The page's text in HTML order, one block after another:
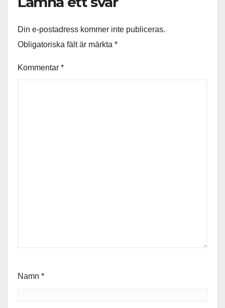
Din e-postadress kommer inte publiceras.
Obligatoriska fält är märkta *
Kommentar *
Namn *